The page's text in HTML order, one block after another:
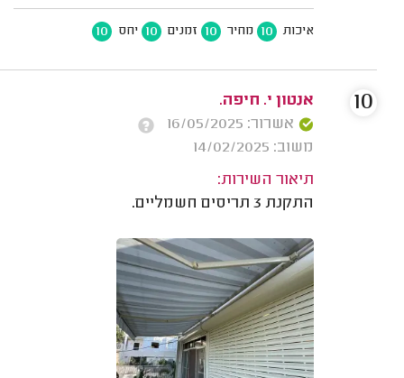
איכות 10 מחיר 10 זמנים 10 יחס 10
אנטון י. חיפה.
אשרור: 16/05/2025
משוב: 14/02/2025
תיאור השירות:
התקנת 3 תריסים חשמליים.
10